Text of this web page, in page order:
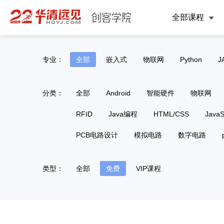
全部课程
专业： 全部 嵌入式 物联网 Python
分类： 全部 Android 智能硬件 物联网
RFID Java编程 HTML/CSS
PCB电路设计 模拟电路 数字电路
类型： 全部 免费 VIP课程